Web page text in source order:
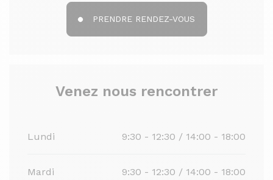
PRENDRE RENDEZ-VOUS
Venez nous rencontrer
Lundi 9:30 - 12:30 / 14:00 - 18:00
Mardi 9:30 - 12:30 / 14:00 - 18:00